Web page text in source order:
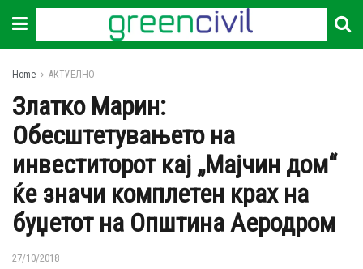
Home АКТУЕЛНО
Златко Марин:
Обесштетувањето на
инвеститорот кај „Мајчин дом“
ќе значи комплетен крах на
буџетот на Општина Аеродром
27/10/2018